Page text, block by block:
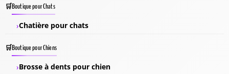
Boutique pour Chats
Chatière pour chats
Boutique pour Chiens
Brosse à dents pour chien